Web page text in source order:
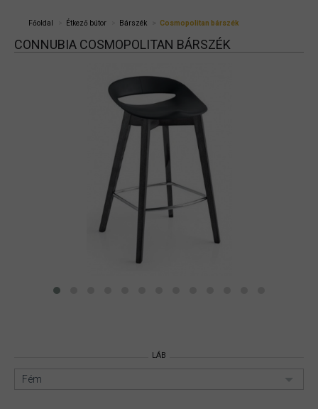
Főoldal Étkező bútor Bárszék Cosmopolitan bárszék
CONNUBIA COSMOPOLITAN BÁRSZÉK
LÁB
Fém